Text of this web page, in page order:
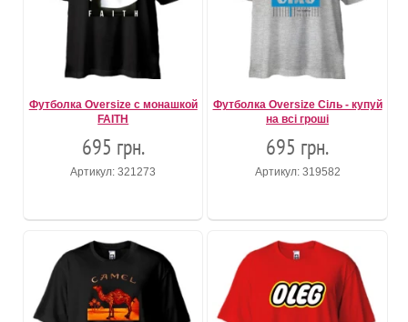
Футболка Oversize с монашкой
FAITH
695 грн.
Артикул: 321273
Футболка Oversize Сіль - купуй
на всі гроші
695 грн.
Артикул: 319582